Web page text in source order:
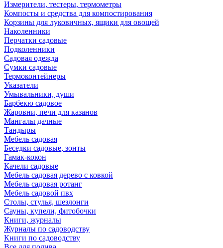
Измерители, тестеры, термометры
Компосты и средства для компостирования
Корзины для луковичных, ящики для овощей
Наколенники
Перчатки садовые
Подколенники
Садовая одежда
Сумки садовые
Термоконтейнеры
Указатели
Умывальники, души
Барбекю садовое
Жаровни, печи для казанов
Мангалы дачные
Тандыры
Мебель садовая
Беседки садовые, зонты
Гамак-кокон
Качели садовые
Мебель садовая дерево с ковкой
Мебель садовая ротанг
Мебель садовой пвх
Столы, стулья, шезлонги
Сауны, купели, фитобочки
Книги, журналы
Журналы по садоводству
Книги по садоводству